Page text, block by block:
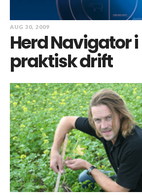
AUG 30, 2009
Herd Navigator i
praktisk drift